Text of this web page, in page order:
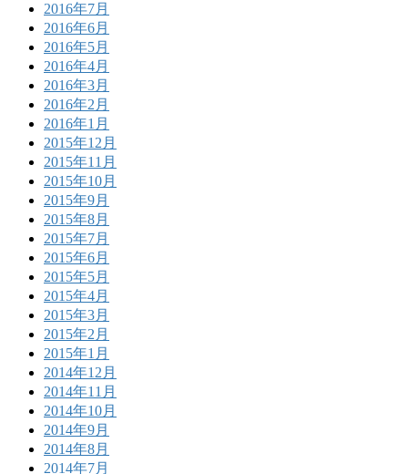
2016年7月
2016年6月
2016年5月
2016年4月
2016年3月
2016年2月
2016年1月
2015年12月
2015年11月
2015年10月
2015年9月
2015年8月
2015年7月
2015年6月
2015年5月
2015年4月
2015年3月
2015年2月
2015年1月
2014年12月
2014年11月
2014年10月
2014年9月
2014年8月
2014年7月